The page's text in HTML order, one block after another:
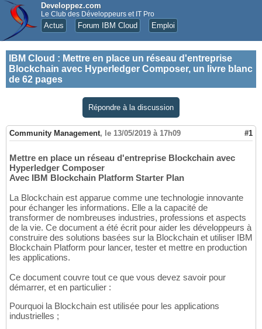
Developpez.com
Le Club des Développeurs et IT Pro
Actus Forum IBM Cloud Emploi
IBM Cloud : Mettre en place un réseau d'entreprise
Blockchain avec Hyperledger Composer, un livre blanc
de 62 pages
Répondre à la discussion
Community Management, le 13/05/2019 à 17h09 #1
Mettre en place un réseau d'entreprise Blockchain avec
Hyperledger Composer
Avec IBM Blockchain Platform Starter Plan
La Blockchain est apparue comme une technologie innovante
pour échanger les informations. Elle a la capacité de
transformer de nombreuses industries, professions et aspects
de la vie. Ce document a été écrit pour aider les développeurs à
construire des solutions basées sur la Blockchain et utiliser IBM
Blockchain Platform pour lancer, tester et mettre en production
les applications.
Ce document couvre tout ce que vous devez savoir pour
démarrer, et en particulier :
Pourquoi la Blockchain est utilisée pour les applications
industrielles ;